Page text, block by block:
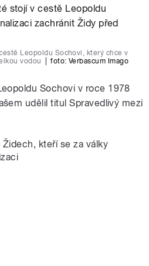
Leopoldu Sochovi, který chce v
vodou
foto:Verbascum Imago
Sochovi v roce 1978
udělil titul Spravedlivý mezi
kteří se za války